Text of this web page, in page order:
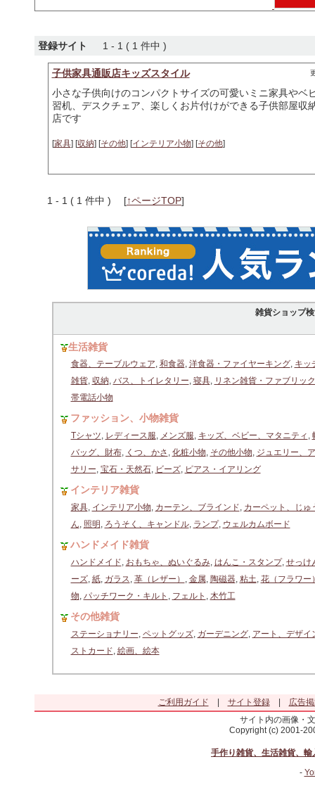
登録サイト 1 - 1 ( 1 件中 )
子供家具通販店キッズスタイル
小さな子供向けのコンパクトサイズの可愛いミニ家具やベ
習机、デスクチェア、楽しくお片付けができる子供部屋
店です
[家具] [収納] [その他] [インテリア小物] [その他]
1 - 1 ( 1 件中 ) [↑ページTOP]
雑貨ショップ
生活雑貨
食器、テーブルウェア, 和食器, 洋食器・ファイヤーキング, キッ
雑貨, 収納, バス、トイレタリー, 寝具, リネン雑貨・ファブリック
帯電話小物
ファッション、小物雑貨
Tシャツ, レディース服, メンズ服, キッズ、ベビー、マタニティ ,
バッグ、財布, くつ、かさ , 化粧小物, その他小物, ジュエリー、
サリー, 宝石・天然石, ビーズ, ピアス・イアリング
インテリア雑貨
家具, インテリア小物, カーテン、ブラインド, カーペット、じゅ
ん, 照明 , ろうそく、キャンドル, ランプ, ウェルカムボード
ハンドメイド雑貨
ハンドメイド, おもちゃ、ぬいぐるみ, はんこ・スタンプ, せっけ
ーズ, 紙, ガラス, 革（レザー） , 金属, 陶磁器, 粘土, 花（フラワー
物, パッチワーク・キルト , フェルト , 木竹工
その他雑貨
ステーショナリー, ペットグッズ, ガーデニング, アート、デザイ
ストカード, 絵画、絵本
ご利用ガイド サイト登録|
広告
サイト内の画像・
Copyright (c) 2001-
手作り雑貨、生活雑貨、
-